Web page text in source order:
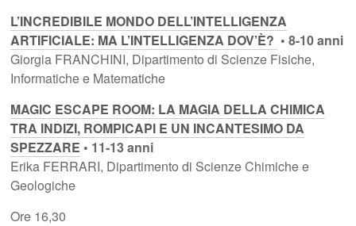
L’INCREDIBILE MONDO DELL’INTELLIGENZA
ARTIFICIALE: MA L’INTELLIGENZA DOV’È? • 8-10 anni
Giorgia FRANCHINI, Dipartimento di Scienze Fisiche,
Informatiche e Matematiche
MAGIC ESCAPE ROOM: LA MAGIA DELLA CHIMICA
TRA INDIZI, ROMPICAPI E UN INCANTESIMO DA
SPEZZARE • 11-13 anni
Erika FERRARI, Dipartimento di Scienze Chimiche e
Geologiche
Ore 16,30